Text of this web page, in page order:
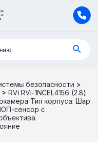
безопасности >
> RVi RVi-1NCEL4156 (2.8)
Тип корпуса: Шар
сенсор с